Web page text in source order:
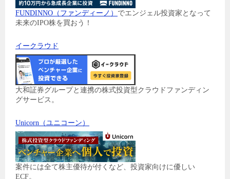
FUNDINNO（ファンディーノ） でエンジェル投資家となって
未来のIPO株を買おう！
イークラウド
大和証券グループと連携の株式投資型クラウドファンディン
グサービス。
Unicorn（ユニコーン）
案件には全て株主優待が付くなど、投資家向けに優しい
ECF。